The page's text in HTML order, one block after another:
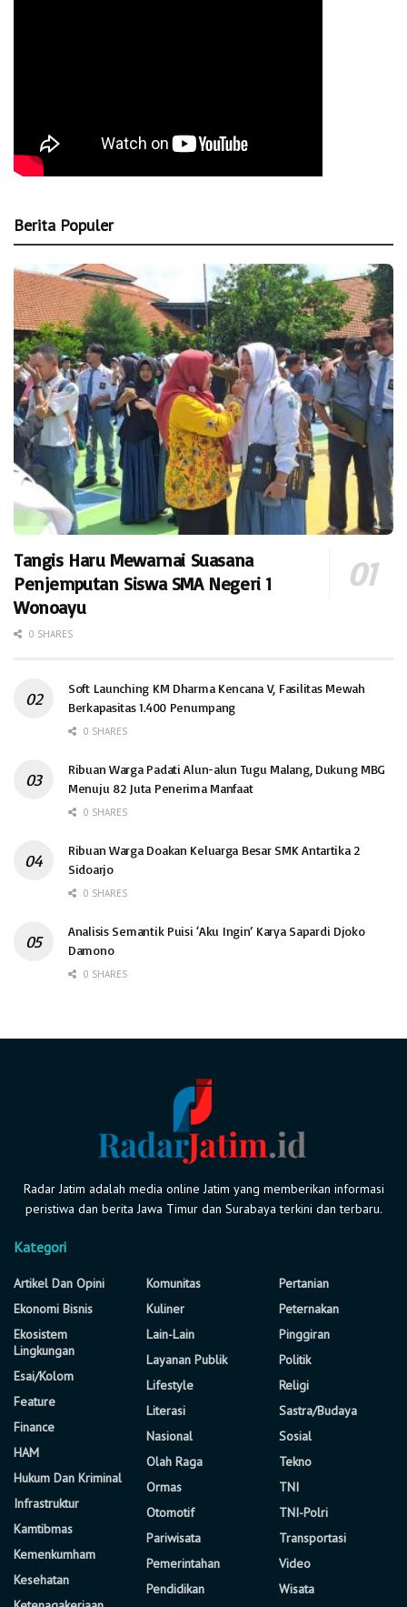
Berita Populer
Tangis Haru Mewarnai Suasana
Penjemputan Siswa SMA Negeri 1
Wonoayu
0 SHARES
Soft Launching KM Dharma Kencana V, Fasilitas Mewah
Berkapasitas 1.400 Penumpang
0 SHARES
Ribuan Warga Padati Alun-alun Tugu Malang, Dukung MBG
Menuju 82 Juta Penerima Manfaat
0 SHARES
Ribuan Warga Doakan Keluarga Besar SMK Antartika 2
Sidoarjo
0 SHARES
Analisis Semantik Puisi ‘Aku Ingin’ Karya Sapardi Djoko
Damono
0 SHARES
Radar Jatim adalah media online Jatim yang memberikan informasi
peristiwa dan berita Jawa Timur dan Surabaya terkini dan terbaru.
Kategori
Artikel Dan Opini
Ekonomi Bisnis
Ekosistem
Lingkungan
Esai/Kolom
Feature
Finance
HAM
Hukum Dan Kriminal
Infrastruktur
Kamtibmas
Kemenkumham
Kesehatan
Komunitas
Kuliner
Lain-Lain
Layanan Publik
Lifestyle
Literasi
Nasional
Olah Raga
Ormas
Otomotif
Pariwisata
Pemerintahan
Pendidikan
Pertanian
Peternakan
Pinggiran
Politik
Religi
Sastra/Budaya
Sosial
Tekno
TNI
TNI-Polri
Transportasi
Video
Wisata